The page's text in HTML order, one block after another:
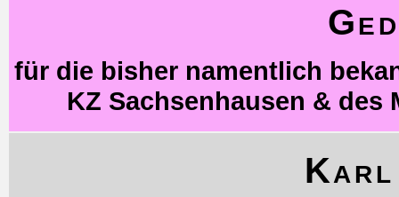
für die bisher namentlich
KZ Sachsenhausen & des
Karl